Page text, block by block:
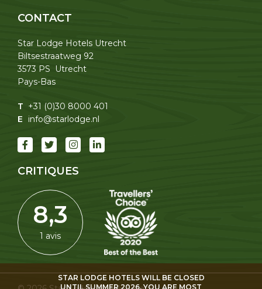
CONTACT
Star Lodge Hotels Utrecht
Biltsestraatweg 92
3573 PS Utrecht
Pays-Bas
T +31 (0)30 8000 401
E
info@starlodge.nl
CRITIQUES
8,3
1 avis
STAR LODGE HOTELS WILL BE CLOSED
UNTIL SUMMER 2026. YOU ARE MOST